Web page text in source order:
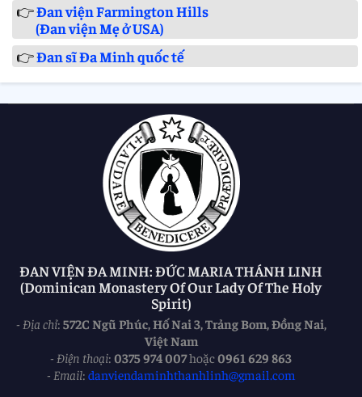
👉Đan viện Farmington Hills
(Đan viện Mẹ ở USA)
👉Đan sĩ Đa Minh quốc tế
ĐAN VIỆN ĐA MINH: ĐỨC MARIA THÁNH LINH
(Dominican Monastery Of Our Lady Of The Holy
Spirit)
- Địa chỉ: 572C Ngũ Phúc, Hố Nai 3, Trảng Bom, Đồng Nai,
Việt Nam
- Điện thoại: 0375 974 007hoặc0961 629 863
- Email: danviendaminhthanhlinh@gmail.com